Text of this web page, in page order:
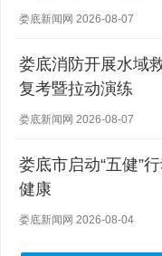
娄底新闻网 2026-08-07
娄底消防开展水域
复考暨拉动演练
娄底新闻网 2026-08-07
娄底市启动“五健”
健康
娄底新闻网 2026-08-04